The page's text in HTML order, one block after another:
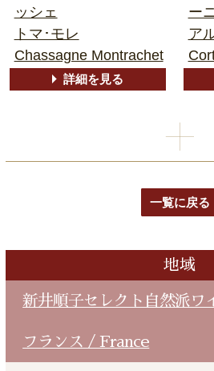
ッシェ
トマ･モレ
Chassagne Montrachet
詳細を見る
ー
ア
一覧に戻る
地域
新井順子セレクト自然派ワ
フランス / France